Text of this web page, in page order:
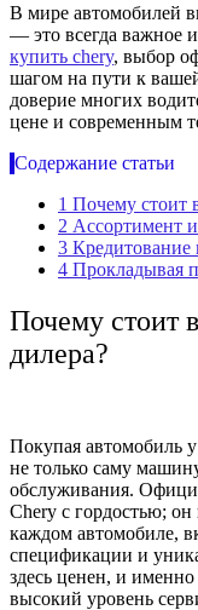
В мире автомобилей
— это всегда важное
купить chery, выбор
шагом на пути к
доверие многих
цене и современным
Содержание статьи
1 Почему стоит
2 Ассортимент
3 Кредитование
4 Прокладывая
Почему стоит
дилера?
Покупая автомобиль
не только саму
обслуживания.
Chery с гордостью;
каждом автомобиле,
спецификации и
здесь ценен, и
высокий уровень